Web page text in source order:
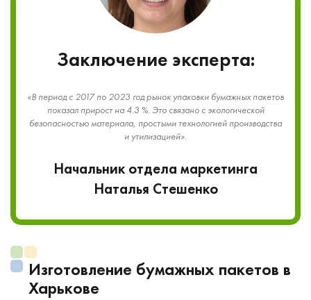
Заключение эксперта:
«В период с 2017 по 2023 год рынок упаковки бумажных пакетов
показал прирост на 4.3 %. Это связано с экологической
безопасностью материала, простыми технологией производства
и утилизацией».
Начальник отдела маркетинга
Наталья Стешенко
Изготовление бумажных пакетов в
Харькове